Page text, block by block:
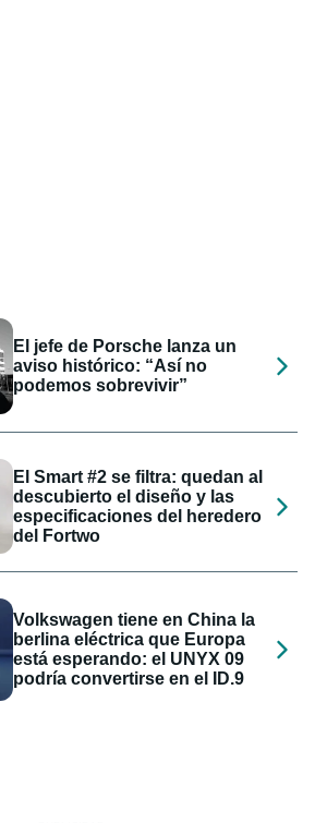
El jefe de Porsche lanza un
aviso histórico: “Así no
podemos sobrevivir”
El Smart #2 se filtra: quedan al
descubierto el diseño y las
especificaciones del heredero
del Fortwo
Volkswagen tiene en China la
berlina eléctrica que Europa
está esperando: el UNYX 09
podría convertirse en el ID.9